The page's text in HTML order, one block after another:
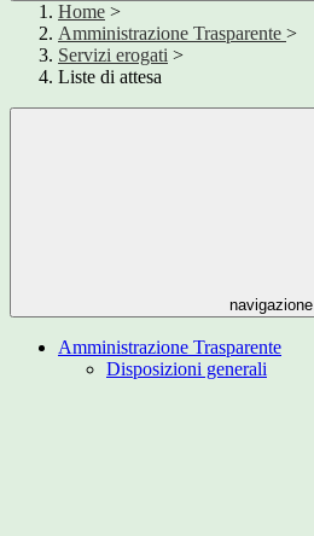
Home >
Amministrazione Trasparente >
Servizi erogati >
Liste di attesa
navigazione
Amministrazione Trasparente
Disposizioni generali